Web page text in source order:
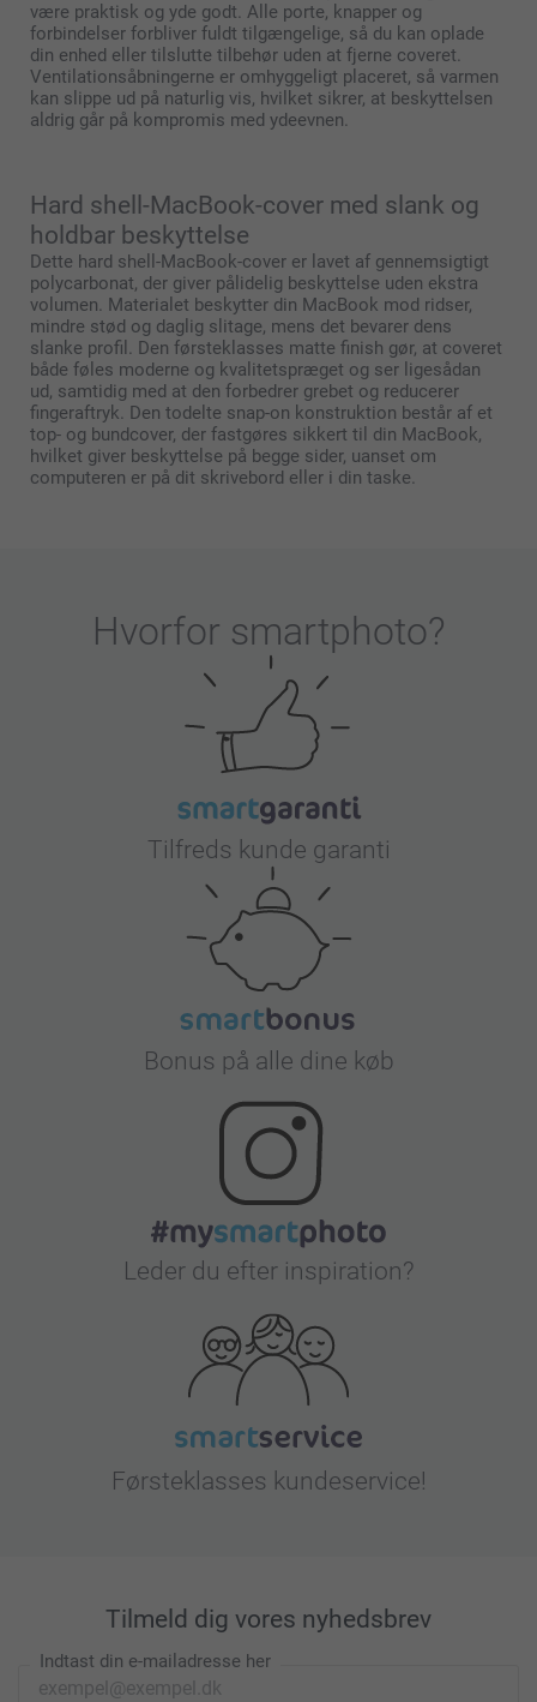
være praktisk og yde godt. Alle porte, knapper og
forbindelser forbliver fuldt tilgængelige, så du kan oplade
din enhed eller tilslutte tilbehør uden at fjerne coveret.
Ventilationsåbningerne er omhyggeligt placeret, så varmen
kan slippe ud på naturlig vis, hvilket sikrer, at beskyttelsen
aldrig går på kompromis med ydeevnen.
Hard shell-MacBook-cover med slank og
holdbar beskyttelse
Dette hard shell-MacBook-cover er lavet af gennemsigtigt
polycarbonat, der giver pålidelig beskyttelse uden ekstra
volumen. Materialet beskytter din MacBook mod ridser,
mindre stød og daglig slitage, mens det bevarer dens
slanke profil. Den førsteklasses matte finish gør, at coveret
både føles moderne og kvalitetspræget og ser ligesådan
ud, samtidig med at den forbedrer grebet og reducerer
fingeraftryk. Den todelte snap-on konstruktion består af et
top- og bundcover, der fastgøres sikkert til din MacBook,
hvilket giver beskyttelse på begge sider, uanset om
computeren er på dit skrivebord eller i din taske.
Hvorfor smartphoto?
Tilfreds kunde garanti
Bonus på alle dine køb
Leder du efter inspiration?
Førsteklasses kundeservice!
Tilmeld dig vores nyhedsbrev
Indtast din e-mailadresse her